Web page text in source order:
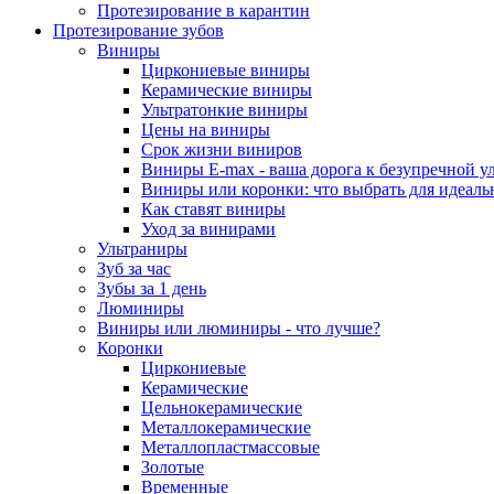
Протезирование в карантин
Протезирование зубов
Виниры
Циркониевые виниры
Керамические виниры
Ультратонкие виниры
Цены на виниры
Срок жизни виниров
Виниры E-max - ваша дорога к безупречной
Виниры или коронки: что выбрать для
Как ставят виниры
Уход за винирами
Ультраниры
Зуб за час
Зубы за 1 день
Люминиры
Виниры или люминиры - что лучше?
Коронки
Циркониевые
Керамические
Цельнокерамические
Металлокерамические
Металлопластмассовые
Золотые
Временные